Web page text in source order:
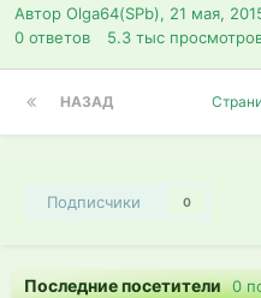
Автор Olga64(SPb), 21 мая,
0 ответов 5.3 тыс
НАЗАД
Подписчики 0
Последние посетители0